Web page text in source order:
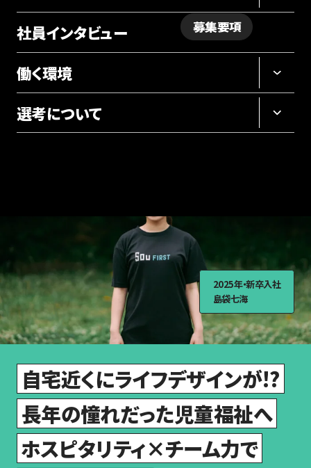
採用サイト
社員インタビュー
働く環境
選考について
募集要項
ホーム
社員インタビュー
島袋七海（児童福祉事業部）
自宅近くにライフデザインが!?
長年の憧れだった児童福祉へ
ホスピタリティ×チーム力で
2025年・新卒入社
島袋七海